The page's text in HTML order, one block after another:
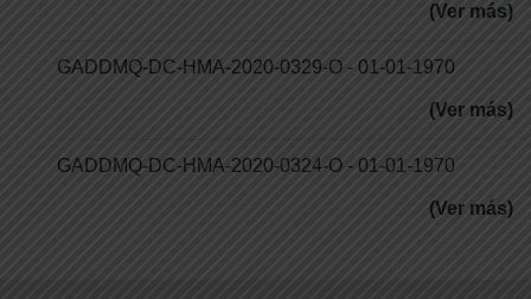
(Ver más)
GADDMQ-DC-HMA-2020-0329-O - 01-01-1970
(Ver más)
GADDMQ-DC-HMA-2020-0324-O - 01-01-1970
(Ver más)